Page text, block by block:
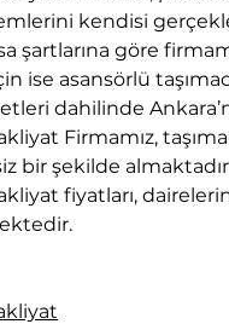
kendisi
şartlarına göre
ise asansörlü
dahilinde
Firmamız,
bir şekilde
fiyatları,